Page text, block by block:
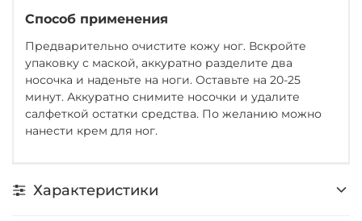
Способ применения
Предварительно очистите кожу ног. Вскройте
упаковку с маской, аккуратно разделите два
носочка и наденьте на ноги. Оставьте на 20-25
минут. Аккуратно снимите носочки и удалите
салфеткой остатки средства. По желанию можно
нанести крем для ног.
Характеристики